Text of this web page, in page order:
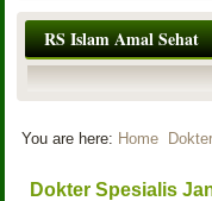
RS Islam Amal Sehat
You are here: Home Dokter
Dokter Spesialis